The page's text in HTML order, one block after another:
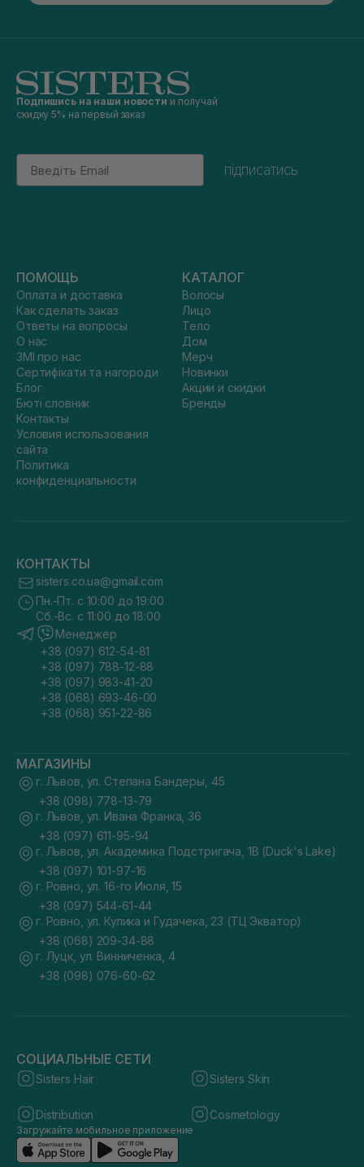
Подпишись на наши новости и получай
скидку 5% на первый заказ
Email
підписатись
ПОМОЩЬ
Оплата и доставка
Как сделать заказ
Ответы на вопросы
О нас
ЗМІ про нас
Сертифікати та нагороди
Блог
Бюті словник
Контакты
Условия использования
сайта
Политика
конфиденциальности
КАТАЛОГ
Волосы
Лицо
Тело
Дом
Мерч
Новинки
Акции и скидки
Бренды
КОНТАКТЫ
sisters.co.ua@gmail.com
Пн.-Пт. с 10:00 до 19:00
Сб.-Вс. с 11:00 до 18:00
Менеджер
+38 (097) 612-54-81
+38 (097) 788-12-88
+38 (097) 983-41-20
+38 (068) 693-46-00
+38 (068) 951-22-86
МАГАЗИНЫ
г. Львов, ул. Степана Бандеры, 45
+38 (098) 778-13-79
г. Львов, ул. Ивана Франка, 36
+38 (097) 611-95-94
г. Львов, ул. Академика Подстригача, 1В (Duck's Lake)
+38 (097) 101-97-16
г. Ровно, ул. 16-го Июля, 15
+38 (097) 544-61-44
г. Ровно, ул. Кулика и Гудачека, 23 (ТЦ Экватор)
+38 (068) 209-34-88
г. Луцк, ул. Винниченка, 4
+38 (098) 076-60-62
СОЦИАЛЬНЫЕ СЕТИ
Sisters Hair Sisters Skin
Distribution Cosmetology
Загружайте мобильное приложение